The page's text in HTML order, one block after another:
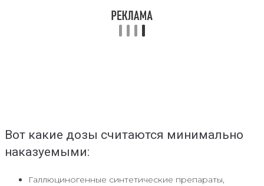
Вот какие дозы считаются минимально
наказуемыми:
Галлюциногенные синтетические препараты,